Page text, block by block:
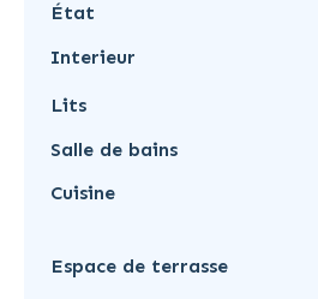
État
Interieur
Lits
Salle de bains
Cuisine
Espace de terrasse